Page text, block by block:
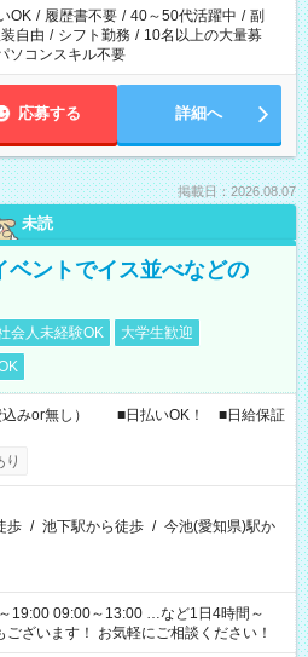
OK / 履歴書不要 / 40～50代活躍中 / 副
自由 / シフト勤務 / 10名以上の大量募
ソコンスキル不要
応募する 詳細へ
掲載日：2026.08.07
未読
ベントでイス並べなどの
会人未経験OK
大学生歓迎
込みor無し） ■日払いOK！ ■日給保証
り
歩 / 池下駅から徒歩 / 今池(愛知県)駅か
～13:00 …など1日4時間～
トもございます！ お気軽にご相談ください！